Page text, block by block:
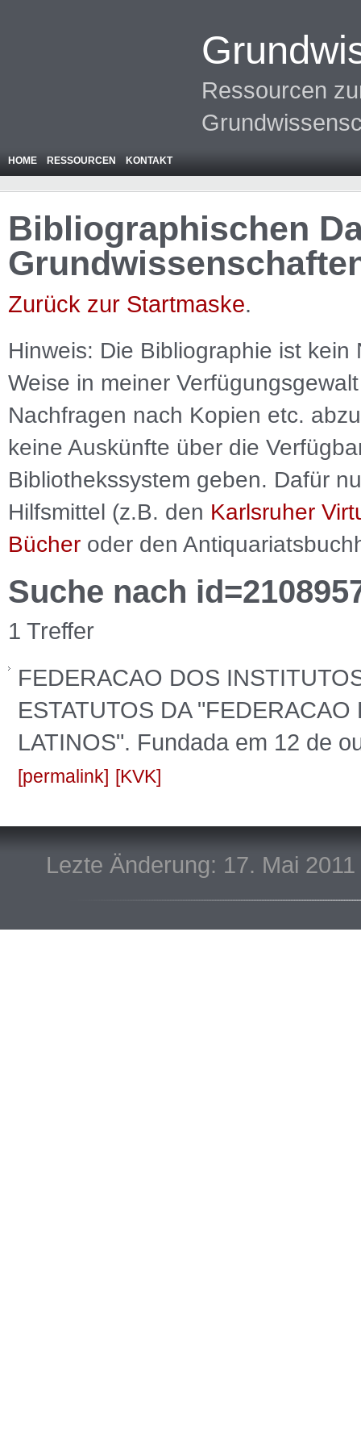
Ressourcen
HOME RESSOURCEN KONTAKT
Bibliographischen
Zurück zur Startmaske.
Hinweis: Die Bibliographie ist kein
Weise in meiner
Nachfragen nach Kopien etc.
keine Auskünfte über die
Bibliothekssystem geben. Dafür
Hilfsmittel (z.B. den Karlsruher
Bücher oder den
Suche nach
1 Treffer
FEDERACAO DOS
ESTATUTOS DA
LATINOS". Fundada em 12 de
permalink KVK
Lezte Änderung: 17. Mai